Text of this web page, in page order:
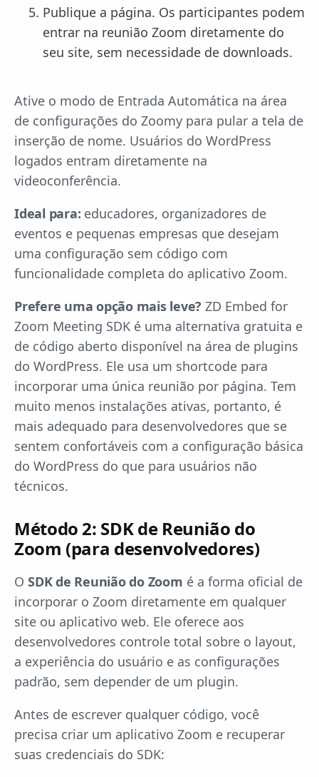
Publique a página. Os participantes podem
entrar na reunião Zoom diretamente do
seu site, sem necessidade de downloads.
Ative o modo de Entrada Automática na área
de configurações do Zoomy para pular a tela de
inserção de nome. Usuários do WordPress
logados entram diretamente na
videoconferência.
Ideal para: educadores, organizadores de
eventos e pequenas empresas que desejam
uma configuração sem código com
funcionalidade completa do aplicativo Zoom.
Prefere uma opção mais leve? ZD Embed for
Zoom Meeting SDK é uma alternativa gratuita e
de código aberto disponível na área de plugins
do WordPress. Ele usa um shortcode para
incorporar uma única reunião por página. Tem
muito menos instalações ativas, portanto, é
mais adequado para desenvolvedores que se
sentem confortáveis com a configuração básica
do WordPress do que para usuários não
técnicos.
Método 2: SDK de Reunião do
Zoom (para desenvolvedores)
O SDK de Reunião do Zoom é a forma oficial de
incorporar o Zoom diretamente em qualquer
site ou aplicativo web. Ele oferece aos
desenvolvedores controle total sobre o layout,
a experiência do usuário e as configurações
padrão, sem depender de um plugin.
Antes de escrever qualquer código, você
precisa criar um aplicativo Zoom e recuperar
suas credenciais do SDK: